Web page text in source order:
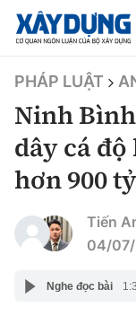
TIN BỘ XÂY DỰNG
CHUYÊN MỤC
Mới nhất
Thời sự
PHÁP LUẬT
Ninh
dây cá
hơn 900
Tiến
04/
Nghe đọc bài